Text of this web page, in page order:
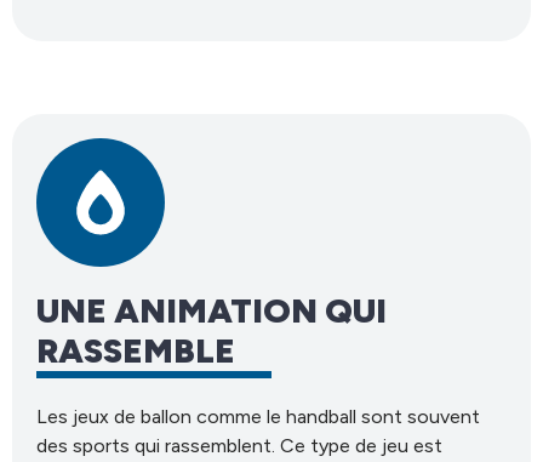
UNE ANIMATION QUI
RASSEMBLE
Les jeux de ballon comme le handball sont souvent
des sports qui rassemblent. Ce type de jeu est